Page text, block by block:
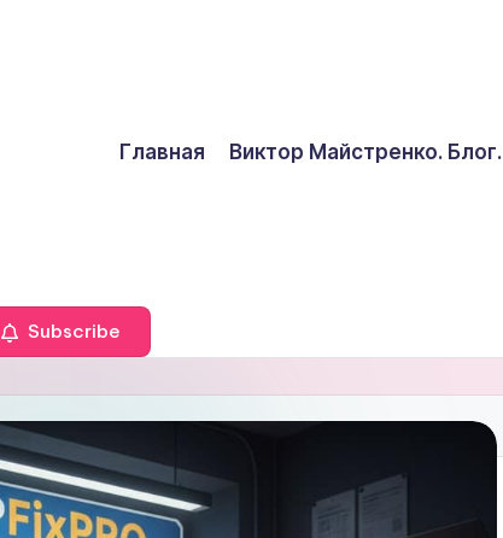
Главная Виктор Майстренко. Блог.
Subscribe